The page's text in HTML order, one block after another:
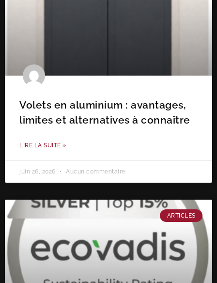
Volets en aluminium : avantages,
limites et alternatives à connaître
LIRE LA SUITE »
juin 26, 2026 Aucun commentaire
ARTICLES